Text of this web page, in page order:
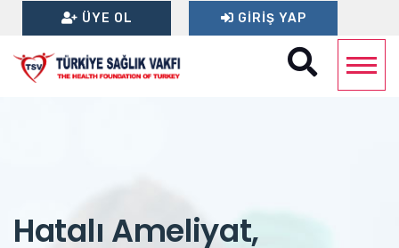
ÜYE OL GIRIŞ YAP
Hatalı Ameliyat,